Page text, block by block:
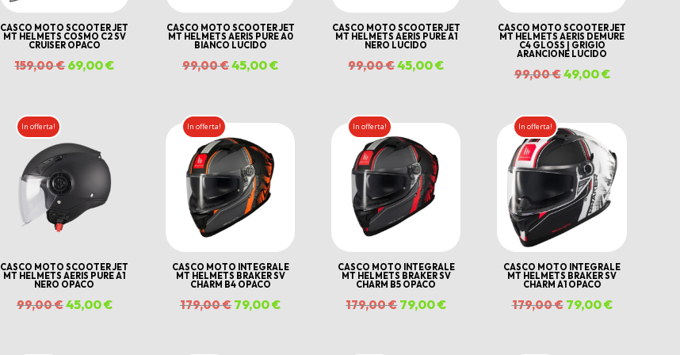
CASCO MOTO SCOOTER JET
MT HELMETS COSMO C2 SV
CRUISER OPACO
159,00€Il
159,00 €.
69,00€Il
CASCO MOTO SCOOTER JET
MT HELMETS AERIS PURE A0
BIANCO LUCIDO
99,00€Il
99,00 €.
45,00€Il
è:
CASCO MOTO SCOOTER JET
MT HELMETS AERIS PURE A1
NERO LUCIDO
99,00€Il
99,00 €.
45,00€Il
è:
CASCO MOTO SCOOTER JET
MT HELMETS AERIS DEMURE
C4 GLOSS | GRIGIO
ARANCIONE LUCIDO
99,00€Il
era:
99,00 €.
49,00€Il
49,00 €.
In offerta!
CASCO MOTO SCOOTER JET
MT HELMETS AERIS PURE A1
NERO OPACO
99,00€Il
45,00€Il
In offerta!
CASCO MOTO INTEGRALE
MT HELMETS BRAKER SV
CHARM B4 OPACO
179,00€ Il
79,00€Il
In offerta!
CASCO MOTO INTEGRALE
MT HELMETS BRAKER SV
CHARM B5 OPACO
179,00€Il
79,00€Il
In offerta!
CASCO MOTO INTEGRALE
MT HELMETS BRAKER SV
CHARM A1 OPACO
179,00€ Il
79,00€Il